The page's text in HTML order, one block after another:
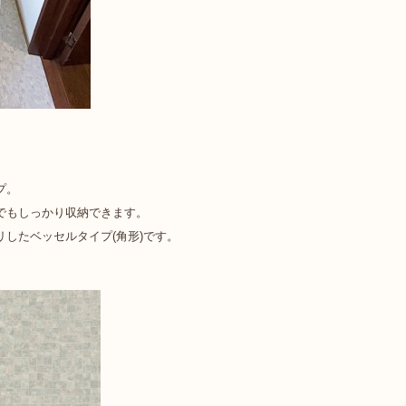
しっかり収納できます。
たベッセルタイプ(角形)です。